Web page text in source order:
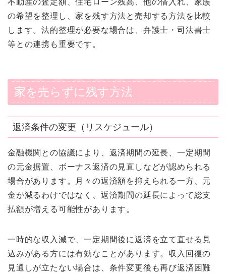
不動産の査定額、住宅ローン残高、他の借入れ、家族
の希望を整理し、家を残す方法と売却する方法を比較
します。法的整理が必要な場合は、弁護士・司法書士
等との連携も重要です。
家を売らずに残す方法
返済条件の変更（リスケジュール）
金融機関との協議により、返済期間の延長、一定期間
の元金据置、ボーナス返済の見直しなどが認められる
場合があります。月々の返済額を抑えられる一方、元
金が減るわけではなく、返済期間の延長によって総支
払額が増える可能性があります。
一時的な収入減で、一定期間後に返済を立て直せる見
込みがある方には有効なことがあります。収入回復の
見通しが立たない場合は、条件変更後も再び返済困難